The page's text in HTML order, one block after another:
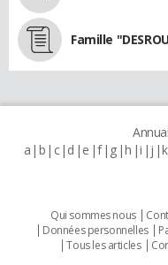
Famille
a b c d e f g h i j k
Qui sommes nous
Données personnelles
Tous les articles